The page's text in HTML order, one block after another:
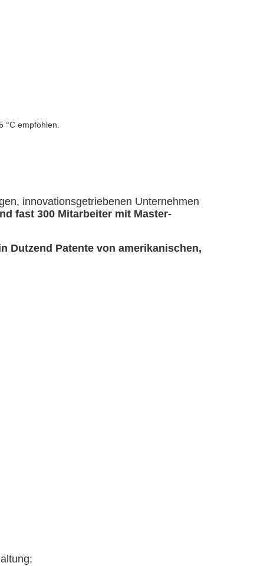
empfohlen.
innovationsgetriebenen Unternehmen
fast 300 Mitarbeiter mit Master-
Dutzend Patente von amerikanischen,